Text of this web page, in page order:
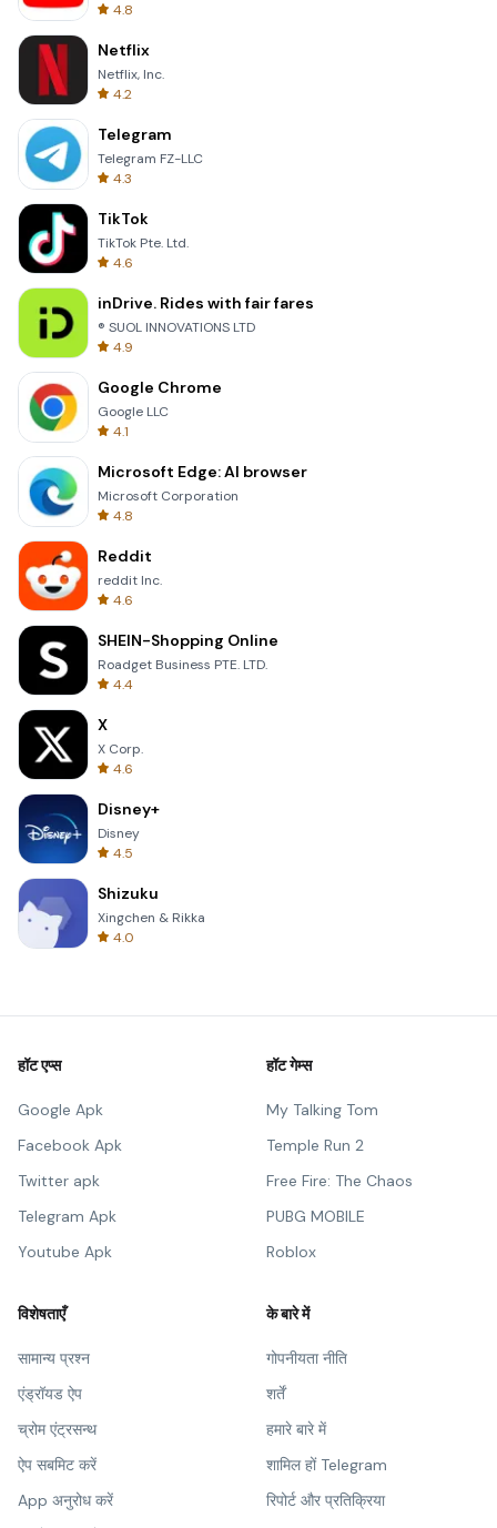
4.8
Netflix
Netflix, Inc.
4.2
Telegram
Telegram FZ-LLC
4.3
TikTok
TikTok Pte. Ltd.
4.6
inDrive. Rides with fair fares
® SUOL INNOVATIONS LTD
4.9
Google Chrome
Google LLC
4.1
Microsoft Edge: AI browser
Microsoft Corporation
4.8
Reddit
reddit Inc.
4.6
SHEIN-Shopping Online
Roadget Business PTE. LTD.
4.4
X
X Corp.
4.6
Disney+
Disney
4.5
Shizuku
Xingchen & Rikka
4.0
हॉट एप्स
Google Apk
Facebook Apk
Twitter apk
Telegram Apk
Youtube Apk
हॉट गेम्स
My Talking Tom
Temple Run 2
Free Fire: The Chaos
PUBG MOBILE
Roblox
विशेषताएँ
सामान्य प्रश्न
एंड्रॉयड ऐप
च्रोम एंट्रसन्थ
ऐप सबमिट करें
App अनुरोध करें
के बारे में
गोपनीयता नीति
शर्तें
हमारे बारे में
शामिल हों Telegram
रिपोर्ट और प्रतिक्रिया